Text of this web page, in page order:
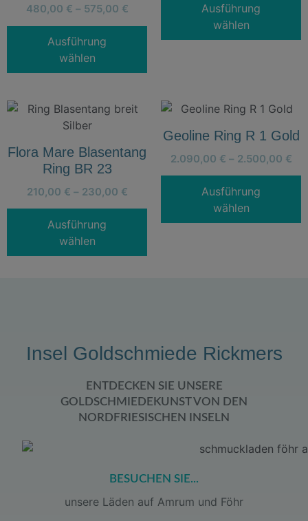
480,00 € – 575,00 €
Ausführung
wählen
Ausführung
wählen
Flora Mare Blasentang
Ring BR 23
210,00 € – 230,00 €
Ausführung
wählen
Geoline Ring R 1 Gold
2.090,00 € – 2.500,00 €
Ausführung
wählen
Insel Goldschmiede Rickmers
ENTDECKEN SIE UNSERE
GOLDSCHMIEDEKUNST VON DEN
NORDFRIESISCHEN INSELN
BESUCHEN SIE...
unsere Läden auf Amrum und Föhr